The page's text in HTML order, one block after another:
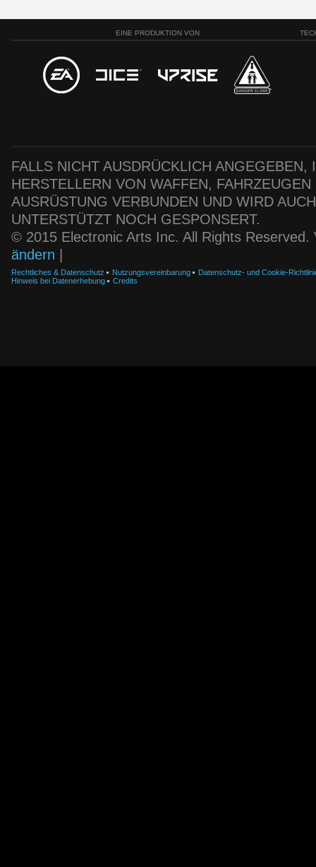
EINE PRODUKTION VON
FALLS NICHT AUSDRÜCKLICH
HERSTELLERN VON WAFFEN,
AUSRÜSTUNG VERBUNDEN UND WIRD
UNTERSTÜTZT NOCH GESPONSERT.
© 2015 Electronic Arts Inc. All Rights
ändern
Rechtliches & Datenschutz Nutzungsvereinbarung
Datenschutz- und Cookie-
Hinweis bei Datenerhebung
Credits